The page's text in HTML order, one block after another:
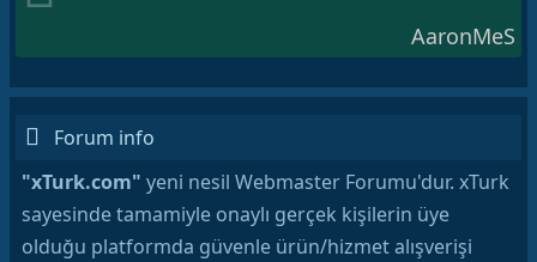
AaronMeS
Forum info
"xTurk.com" yeni nesil Webmaster Forumu'dur. xTurk
sayesinde tamamiyle onaylı gerçek kişilerin üye
olduğu platformda güvenle ürün/hizmet alışverişi